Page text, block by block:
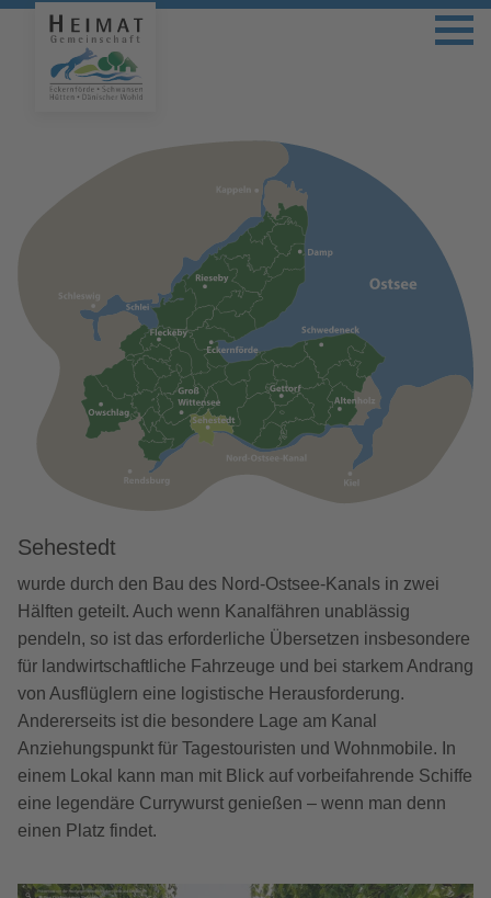
Sehestedt
wurde durch den Bau des Nord-Ostsee-Kanals in zwei
Hälften geteilt. Auch wenn Kanalfähren unablässig
pendeln, so ist das erforderliche Übersetzen insbesondere
für landwirtschaftliche Fahrzeuge und bei starkem Andrang
von Ausflüglern eine logistische Herausforderung.
Andererseits ist die besondere Lage am Kanal
Anziehungspunkt für Tagestouristen und Wohnmobile. In
einem Lokal kann man mit Blick auf vorbeifahrende Schiffe
eine legendäre Currywurst genießen – wenn man denn
einen Platz findet.